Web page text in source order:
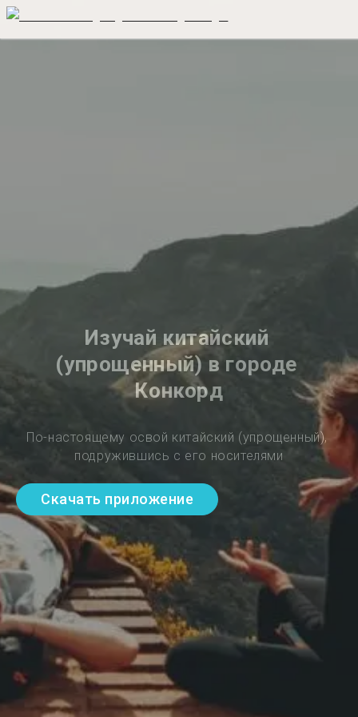
Изучай китайский
(упрощенный) в городе
Конкорд
По-настоящему освой китайский (упрощенный),
подружившись с его носителями
Скачать приложение